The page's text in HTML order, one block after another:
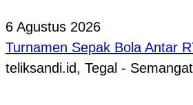
6 Agustus 2026
Turnamen Sepak Bola Antar
teliksandi.id, Tegal -